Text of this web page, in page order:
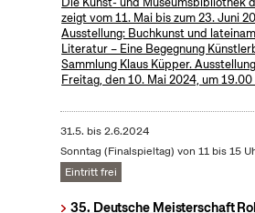
zeigt vom 11. Mai bis zum 23. Juni
Ausstellung: Buchkunst und
Literatur – Eine Begegnung
Sammlung Klaus Küpper.
Freitag, den 10. Mai 2024, um 19.00
31.5. bis2.6.2024
Sonntag (Finalspieltag) von 11 bis 15
Eintritt frei
35. Deutsche Meisterschaft